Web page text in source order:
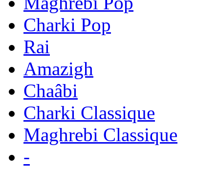
Charki Pop
Rai
Amazigh
Chaâbi
Charki Classique
Maghrebi Classique
-